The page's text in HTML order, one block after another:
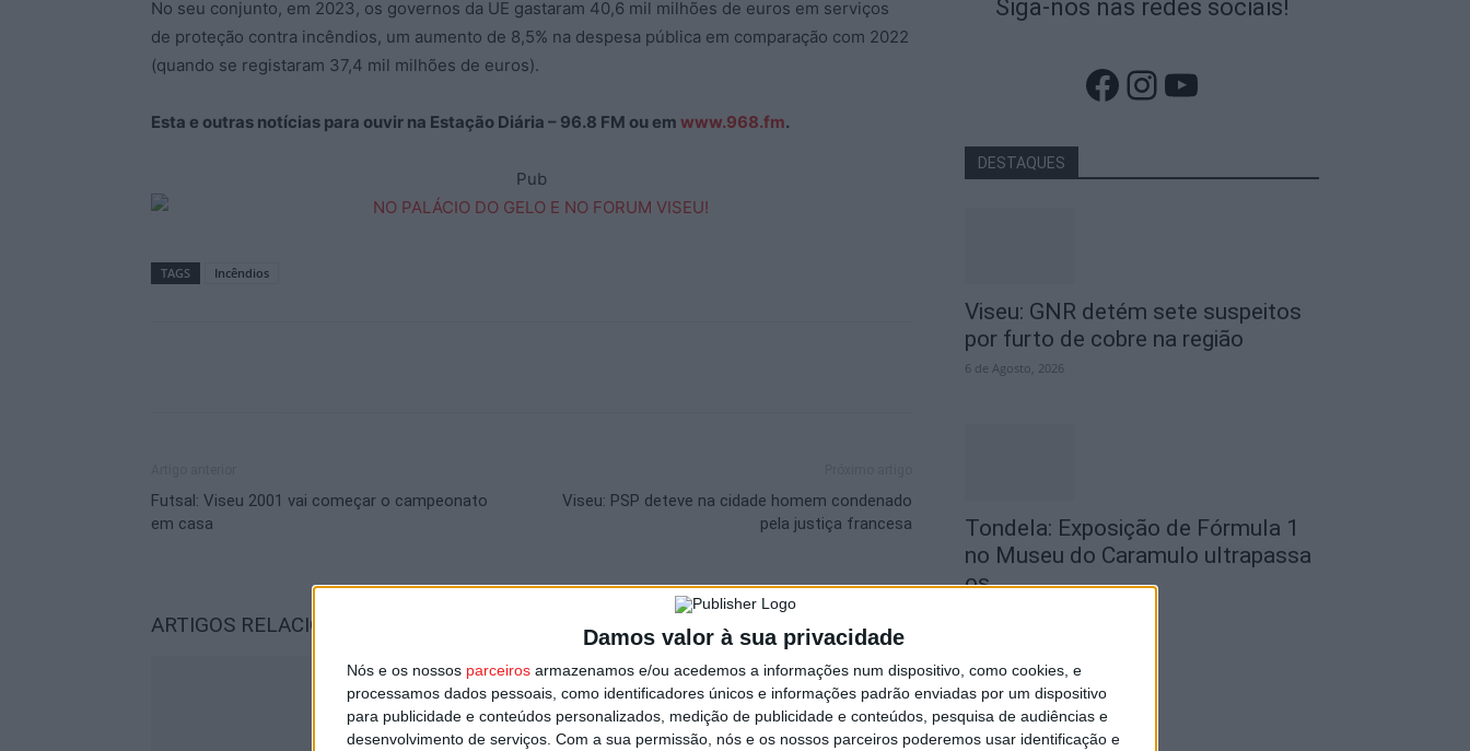
Damos valor à sua privacidade
Nós e os nossos parceiros armazenamos e/ou acedemos a informações num dispositivo, como cookies, e
processamos dados pessoais, como identificadores únicos e informações padrão enviadas por um dispositivo
para publicidade e conteúdos personalizados, medição de publicidade e conteúdos, pesquisa de audiências e
desenvolvimento de serviços. Com a sua permissão, nós e os nossos parceiros poderemos usar identificação e
No seu conjunto, em 2023, os governos da UE gastaram 40,6 mil milhões de euros em serviços
de proteção contra incêndios, um aumento de 8,5% na despesa pública em comparação com 2022
(quando se registaram 37,4 mil milhões de euros).
Esta e outras notícias para ouvir na Estação Diária – 96.8 FM ou em www.968.fm.
Pub
TAGS Incêndios
Futsal: Viseu 2001 vai começar o campeonato
em casa
Viseu: PSP deteve na cidade homem condenado
pela justiça francesa
ARTIGOS RELACIONADOS
Siga-nos nas redes sociais!
Facebook
Instagram
YouTube
DESTAQUES
Viseu: GNR detém sete suspeitos
por furto de cobre na região
6 de Agosto, 2026
Tondela: Exposição de Fórmula 1
no Museu do Caramulo ultrapassa
os...